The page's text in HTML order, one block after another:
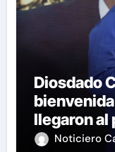
Diosdado
llegaron al
gobierno
Noticiero